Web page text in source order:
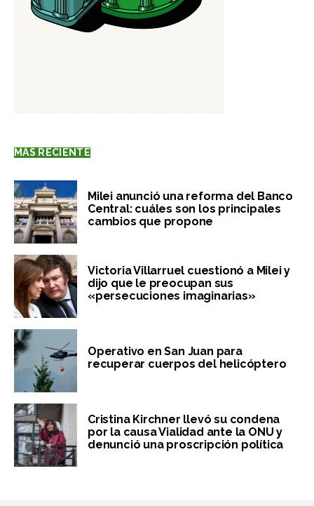
MÁS RECIENTE
Milei anunció una reforma del Banco
Central: cuáles son los principales
cambios que propone
Victoria Villarruel cuestionó a Milei y
dijo que le preocupan sus
«persecuciones imaginarias»
Operativo en San Juan para
recuperar cuerpos del helicóptero
Cristina Kirchner llevó su condena
por la causa Vialidad ante la ONU y
denunció una proscripción política